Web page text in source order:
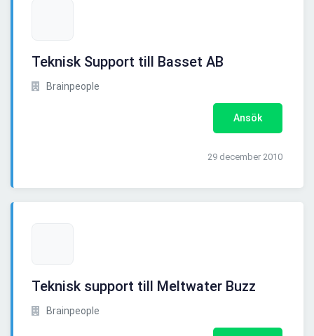
Teknisk Support till Basset AB
Brainpeople
Ansök
29 december 2010
Teknisk support till Meltwater Buzz
Brainpeople